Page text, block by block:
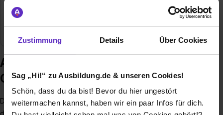
Zustimmung Details Über Cookies
Sag „Hi!“ zu Ausbildung.de & unseren Cookies!
Schön, dass du da bist! Bevor du hier ungestört
weitermachen kannst, haben wir ein paar Infos für dich.
125
Branche Handel / Gewerbe
Ausbildung bei UPMANN GmbH &
Co. KG
Die Upmann GmbH & Co. KG ist ein bekanntes Unternehmen,
das sogenannte Revisionsklappen und Revisionstüren